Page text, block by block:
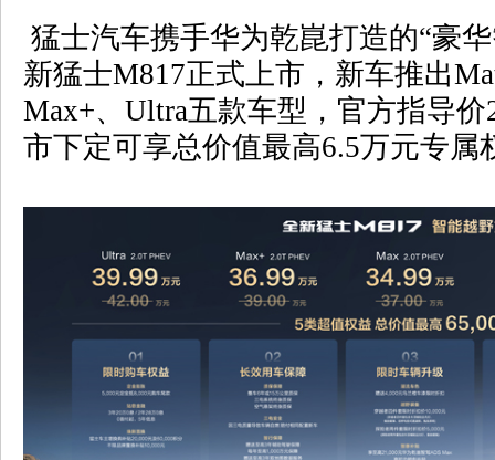
猛士汽车携手华为乾崑打造的“豪
新猛士M817正式上市，新车推出
Max+、 Ultra五款车型，官方指导价
市下定可享总价值最高6.5万元专属